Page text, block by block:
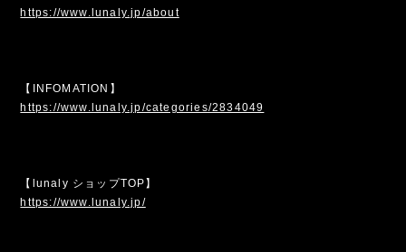
https://www.lunaly.jp/about
【INFOMATION】
https://www.lunaly.jp/categories/2834049
【lunaly ショップTOP】
https://www.lunaly.jp/